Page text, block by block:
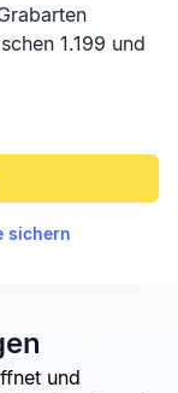
1.199 und
sichern
und